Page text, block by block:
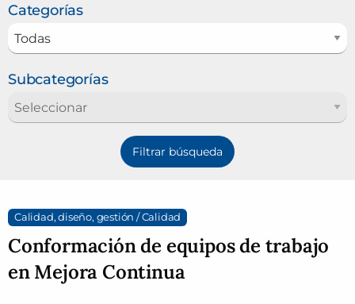
Categorías
Subcategorías
Calidad, diseño, gestión / Calidad
Conformación de equipos de trabajo
en Mejora Continua